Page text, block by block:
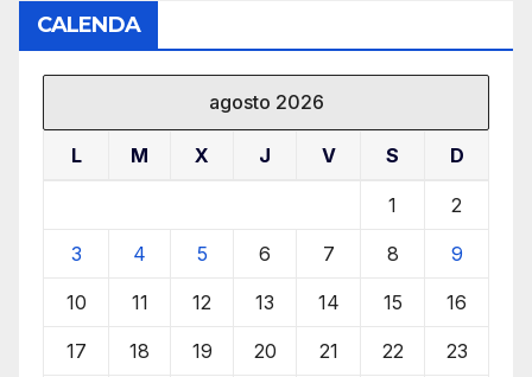
CALENDA
agosto 2026
L M X J V S D
1 2
3 4 5 6 7 8 9
10 11 12 13 14 15 16
17 18 19 20 21 22 23